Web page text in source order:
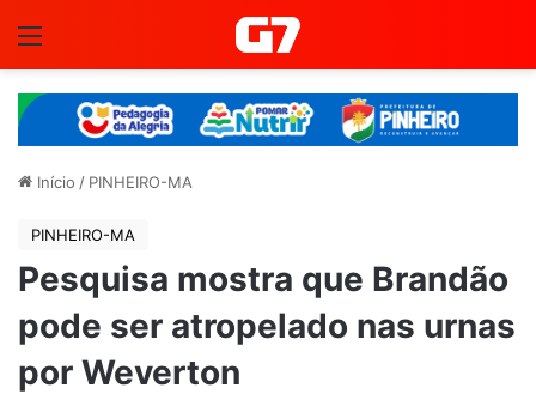
Início / PINHEIRO-MA
PINHEIRO-MA
Pesquisa mostra que Brandão
pode ser atropelado nas urnas
por Weverton